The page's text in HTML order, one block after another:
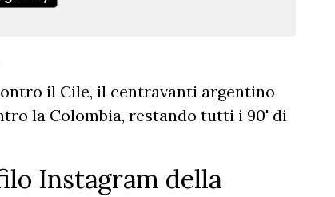
il Cile, il centravanti argentino
la Colombia, restando tutti i 90' di
Instagram della